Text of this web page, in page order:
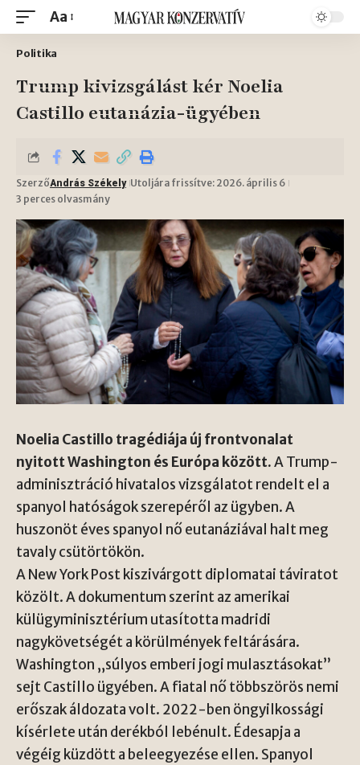
Aa
Politika
Trump kivizsgálást kér Noelia
Castillo eutanázia-ügyében
SzerzőAndrás Székely Utoljára frissítve: 2026. április 6
3 perces olvasmány
Noelia Castillo tragédiája új frontvonalat
nyitott Washington és Európa között.A Trump-
adminisztráció hivatalos vizsgálatot rendelt el a
spanyol hatóságok szerepéről az ügyben. A
huszonöt éves spanyol nő eutanáziával halt meg
tavaly csütörtökön.
A New York Post kiszivárgott diplomatai táviratot
közölt. A dokumentum szerint az amerikai
külügyminisztérium utasította madridi
nagykövetségét a körülmények feltárására.
Washington „súlyos emberi jogi mulasztásokat”
sejt Castillo ügyében. A fiatal nő többszörös nemi
erőszak áldozata volt. 2022-ben öngyilkossági
kísérlete után derékból lebénult. Édesapja a
végéig küzdött a beleegyezése ellen. Spanyol